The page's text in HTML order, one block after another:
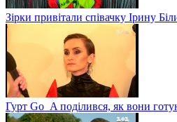
Зірки привітали співачку Ірину
Гурт Go_A поділився, як вони